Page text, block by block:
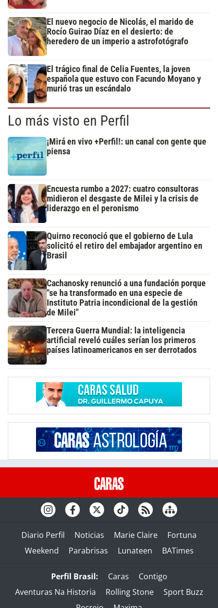
El nuevo negocio de Nicolás, el marido de
Rocío Guirao Díaz en el desierto: de
heredero de un imperio a astrofotógrafo
El trágico final de Celia Fuentes, la joven
española que estuvo con Facundo Moyano y
murió tras un escándalo
Lo más visto en Perfil
¡Mirá en vivo +Perfil!: un canal con gente que
piensa
Encuesta rumbo a 2027: cuatro consultoras
midieron el desgaste de Milei y la crisis de
liderazgo en el peronismo
Quirno reconoció que el gobierno de Lula
solicitó el retiro del embajador argentino en
Brasil
Cachanosky renunció a una fundación porque
"se ha transformado en una especie de
Instituto Patria incondicional de la gestión
de Milei"
Tercera Guerra Mundial: la inteligencia
artificial reveló cuáles serían los primeros
países latinoamericanos en ser derrotados
Diario Perfil Noticias Marie Claire
Fortuna
Weekend
Parabrisas Lunateen BATimes
Perfil Brasil: Caras
Contigo
Aventuras Na Historia
Rolling Stone
Sport Buzz